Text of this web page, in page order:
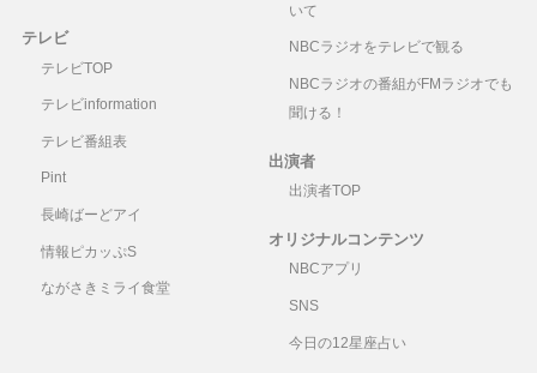
テレビ
テレビTOP
テレビinformation
テレビ番組表
Pint
長崎ばーどアイ
情報ピカッぷS
ながさきミライ食堂
いて
NBCラジオをテレビで観る
NBCラジオの番組がFMラジオでも
聞ける！
出演者
出演者TOP
オリジナルコンテンツ
NBCアプリ
SNS
今日の12星座占い